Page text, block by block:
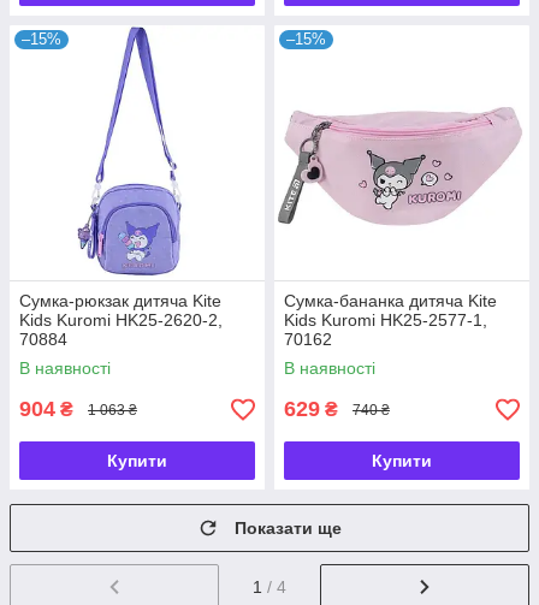
–15%
Сумка-рюкзак дитяча Kite
Kids Kuromi HK25-2620-2,
70884
В наявності
904 ₴ 1 063 ₴
Купити
–15%
Сумка-бананка дитяча Kite
Kids Kuromi HK25-2577-1,
70162
В наявності
629 ₴ 740 ₴
Купити
Показати ще
1 / 4